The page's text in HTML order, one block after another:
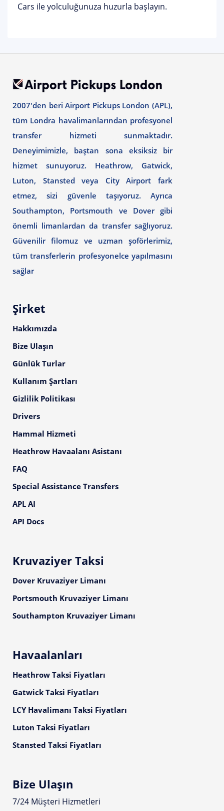
Cars ile yolculuğunuza huzurla başlayın.
2007'den beri Airport Pickups London (APL),
tüm Londra havalimanlarından profesyonel
transfer hizmeti sunmaktadır.
Deneyimimizle, baştan sona eksiksiz bir
hizmet sunuyoruz. Heathrow, Gatwick,
Luton, Stansted veya City Airport fark
etmez, sizi güvenle taşıyoruz. Ayrıca
Southampton, Portsmouth ve Dover gibi
önemli limanlardan da transfer sağlıyoruz.
Güvenilir filomuz ve uzman şoförlerimiz,
tüm transferlerin profesyonelce yapılmasını
sağlar
Şirket
Hakkımızda
Bize Ulaşın
Günlük Turlar
Kullanım Şartları
Gizlilik Politikası
Drivers
Hammal Hizmeti
Heathrow Havaalanı Asistanı
FAQ
Special Assistance Transfers
APL AI
API Docs
Kruvaziyer Taksi
Dover Kruvaziyer Limanı
Portsmouth Kruvaziyer Limanı
Southampton Kruvaziyer Limanı
Havaalanları
Heathrow Taksi Fiyatları
Gatwick Taksi Fiyatları
LCY Havalimanı Taksi Fiyatları
Luton Taksi Fiyatları
Stansted Taksi Fiyatları
Bize Ulaşın
7/24 Müşteri Hizmetleri